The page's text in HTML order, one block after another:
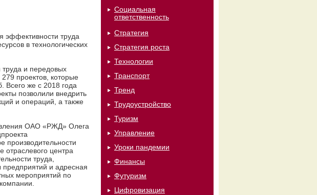
эффективности труда
в технологических
и передовых
проектов, которые
Всего же с 2018 года
позволили внедрить
и операций, а также
ОАО «РЖД» Олега
производительности
отраслевого центра
труда,
предприятий и адресная
мероприятий по
Социальная
ответственность
Стратегия
Стратегия роста
Технологии
Транспорт
Тренд
Трудоустройство
Туризм
Управление
Уроки пандемии
Финансы
Футуризм
Цифровизация